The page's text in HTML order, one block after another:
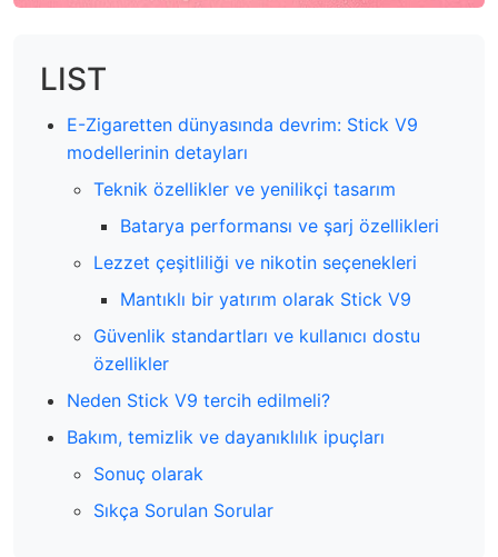
LIST
E-Zigaretten dünyasında devrim: Stick V9
modellerinin detayları
Teknik özellikler ve yenilikçi tasarım
Batarya performansı ve şarj özellikleri
Lezzet çeşitliliği ve nikotin seçenekleri
Mantıklı bir yatırım olarak Stick V9
Güvenlik standartları ve kullanıcı dostu
özellikler
Neden Stick V9 tercih edilmeli?
Bakım, temizlik ve dayanıklılık ipuçları
Sonuç olarak
Sıkça Sorulan Sorular